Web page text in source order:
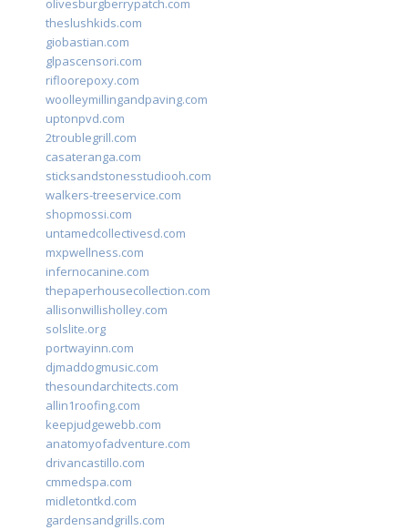
olivesburgberrypatch.com
theslushkids.com
giobastian.com
glpascensori.com
rifloorepoxy.com
woolleymillingandpaving.com
uptonpvd.com
2troublegrill.com
casateranga.com
sticksandstonesstudiooh.com
walkers-treeservice.com
shopmossi.com
untamedcollectivesd.com
mxpwellness.com
infernocanine.com
thepaperhousecollection.com
allisonwillisholley.com
solslite.org
portwayinn.com
djmaddogmusic.com
thesoundarchitects.com
allin1roofing.com
keepjudgewebb.com
anatomyofadventure.com
drivancastillo.com
cmmedspa.com
midletontkd.com
gardensandgrills.com